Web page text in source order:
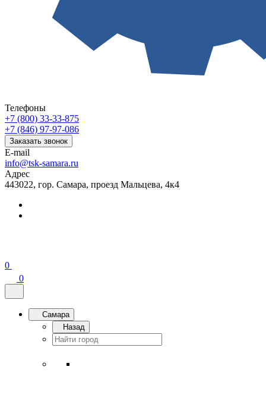
Телефоны
+7 (800) 33-33-875
+7 (846) 97-97-086
Заказать звонок
E-mail
info@tsk-samara.ru
Адрес
443022, гор. Самара, проезд Мальцева, 4к4
0
0
Самара
Назад